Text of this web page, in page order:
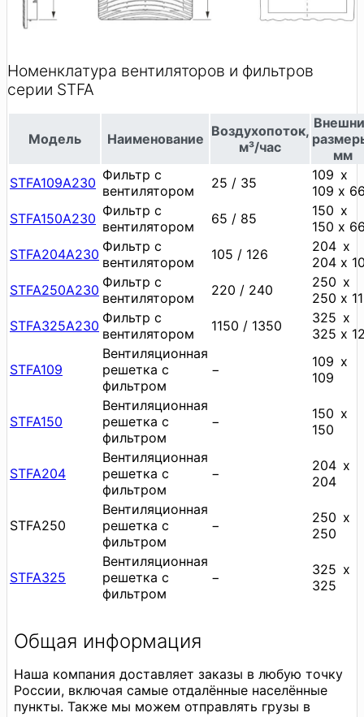
Номенклатура вентиляторов и фильтров
серии STFA
Модель Наименование Воздухопоток,
м³/час
мм
STFA109A230 Фильтр с
вентилятором
25 / 35
109 х
109 х
STFA150A230 Фильтр с
вентилятором
65 / 85
150 х
150 х
STFA204A230 Фильтр с
вентилятором
105 / 126
204 х
204 х
STFA250A230 Фильтр с
вентилятором
220 / 240
250 х
250 х
STFA325A230 Фильтр с
вентилятором
1150 / 1350
325 х
325 х
STFA109
Вентиляционная
решетка с
фильтром
−
109 х
109
STFA150
Вентиляционная
решетка с
фильтром
−
150 х
150
STFA204
Вентиляционная
решетка с
фильтром
−
204 х
204
STFA250
Вентиляционная
решетка с
фильтром
−
250 х
250
STFA325
Вентиляционная
решетка с
фильтром
−
325 х
325